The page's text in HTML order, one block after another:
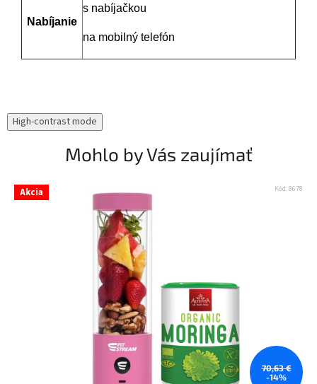
Nabíjanie
s nabíjačkou
na mobilný telefón
High-contrast mode
Mohlo by Vás zaujímať
Akcia
70,63 €
-14%
Kód:8678